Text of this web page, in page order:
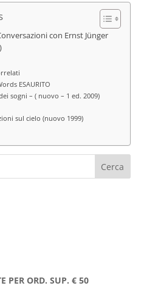
con Ernst Jünger
ESAURITO
sogni – ( nuovo – 1 ed. 2009)
sul cielo (nuovo 1999)
PER ORD. SUP. € 50